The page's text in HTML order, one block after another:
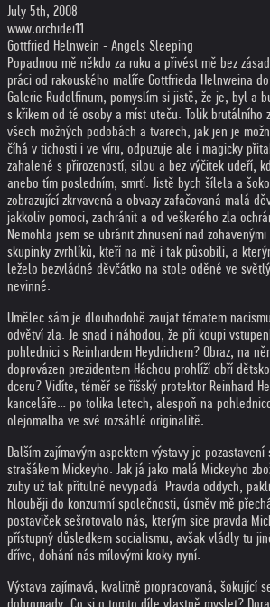
July 5th, 2008
www.orchidei11
Gottfried Helnwein - Angels Sleeping
Popadnou mě někdo za ruku a přivést mě bez
práci od rakouského malíře Gottfrieda Helnweina
Galerie Rudolfinum, pomyslím si jistě, že je, byl a
s křikem od té osoby a míst uteču. Tolik brutálního
všech možných podobách a tvarech, jak jen je
číhá v tichosti i ve víru, odpuzuje ale i magicky
zahalené s přirozeností, silou a bez výčitek udeří,
anebo tím posledním, smrtí. Jistě bych šílela a
zobrazující zkrvavená a obvazy zafačovaná malá
jakkoliv pomoci, zachránit a od veškerého zla
Nemohla jsem se ubránit zhnusení nad
skupinky zvrhlíků, kteří na mě i tak působili, a
leželo bezvládné děvčátko na stole oděné ve
nevinné.
Umělec sám je dlouhodobě zaujat tématem
odvětví zla. Je snad i náhodou, že při koupi
pohlednici s Reinhardem Heydrichem? Obraz, na
doprovázen prezidentem Háchou prohlíží obří
dceru? Vidíte, téměř se říšský protektor Reinhard
kanceláře… po tolika letech, alespoň na
olejomalba ve své rozsáhlé originalitě.
Dalším zajímavým aspektem výstavy je
strašákem Mickeyho. Jak já jako malá Mickeyho
zuby už tak přítulně nevypadá. Pravda oddych,
hlouběji do konzumní společnosti, úsměv mě
postaviček sešrotovalo nás, kterým sice pravda
přístupný důsledkem socialismu, avšak vládly tu
dříve, dohání nás mílovými kroky nyní.
Výstava zajímavá, kvalitně propracovaná, šokující